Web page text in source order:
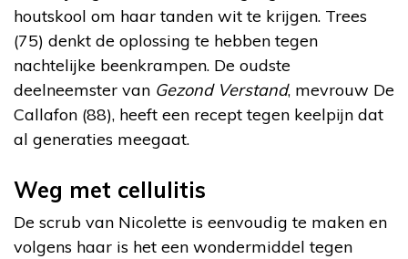
houtskool om haar tanden wit te krijgen. Trees
(75) denkt de oplossing te hebben tegen
nachtelijke beenkrampen. De oudste
deelneemster van Gezond Verstand, mevrouw De
Callafon (88), heeft een recept tegen keelpijn dat
al generaties meegaat.
Weg met cellulitis
De scrub van Nicolette is eenvoudig te maken en
volgens haar is het een wondermiddel tegen